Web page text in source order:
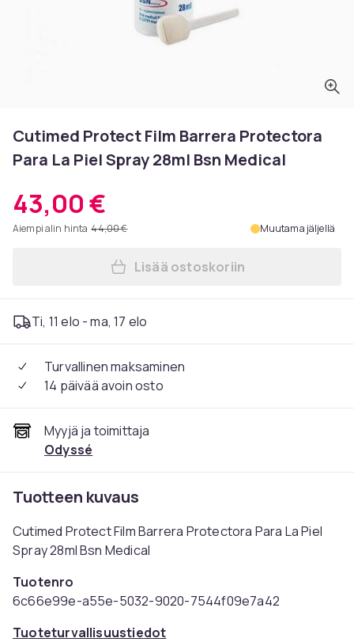
Cutimed Protect Film Barrera Protectora
Para La Piel Spray 28ml Bsn Medical
43,00 €
Aiempi alin hinta 44,00 € Muutama jäljellä
Lisää Cutimed Protect
Lisää ostoskoriin
Ti, 11 elo - ma, 17 elo
Turvallinen maksaminen
14 päivää avoin osto
Myyjä ja toimittaja
Odyssé
Tuotteen kuvaus
Cutimed Protect Film Barrera Protectora Para La Piel
Spray 28ml Bsn Medical
Tuotenro
6c66e99e-a55e-5032-9020-7544f09e7a42
Tuoteturvallisuustiedot